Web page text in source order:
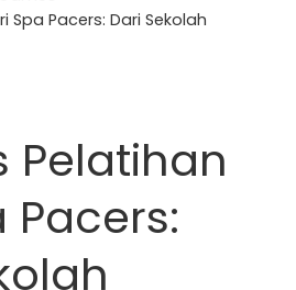
Spa Pacers: Dari Sekolah
Pelatihan
Pacers: